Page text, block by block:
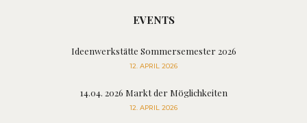
EVENTS
Ideenwerkstätte Sommersemester 2026
12. APRIL 2026
14.04. 2026 Markt der Möglichkeiten
12. APRIL 2026